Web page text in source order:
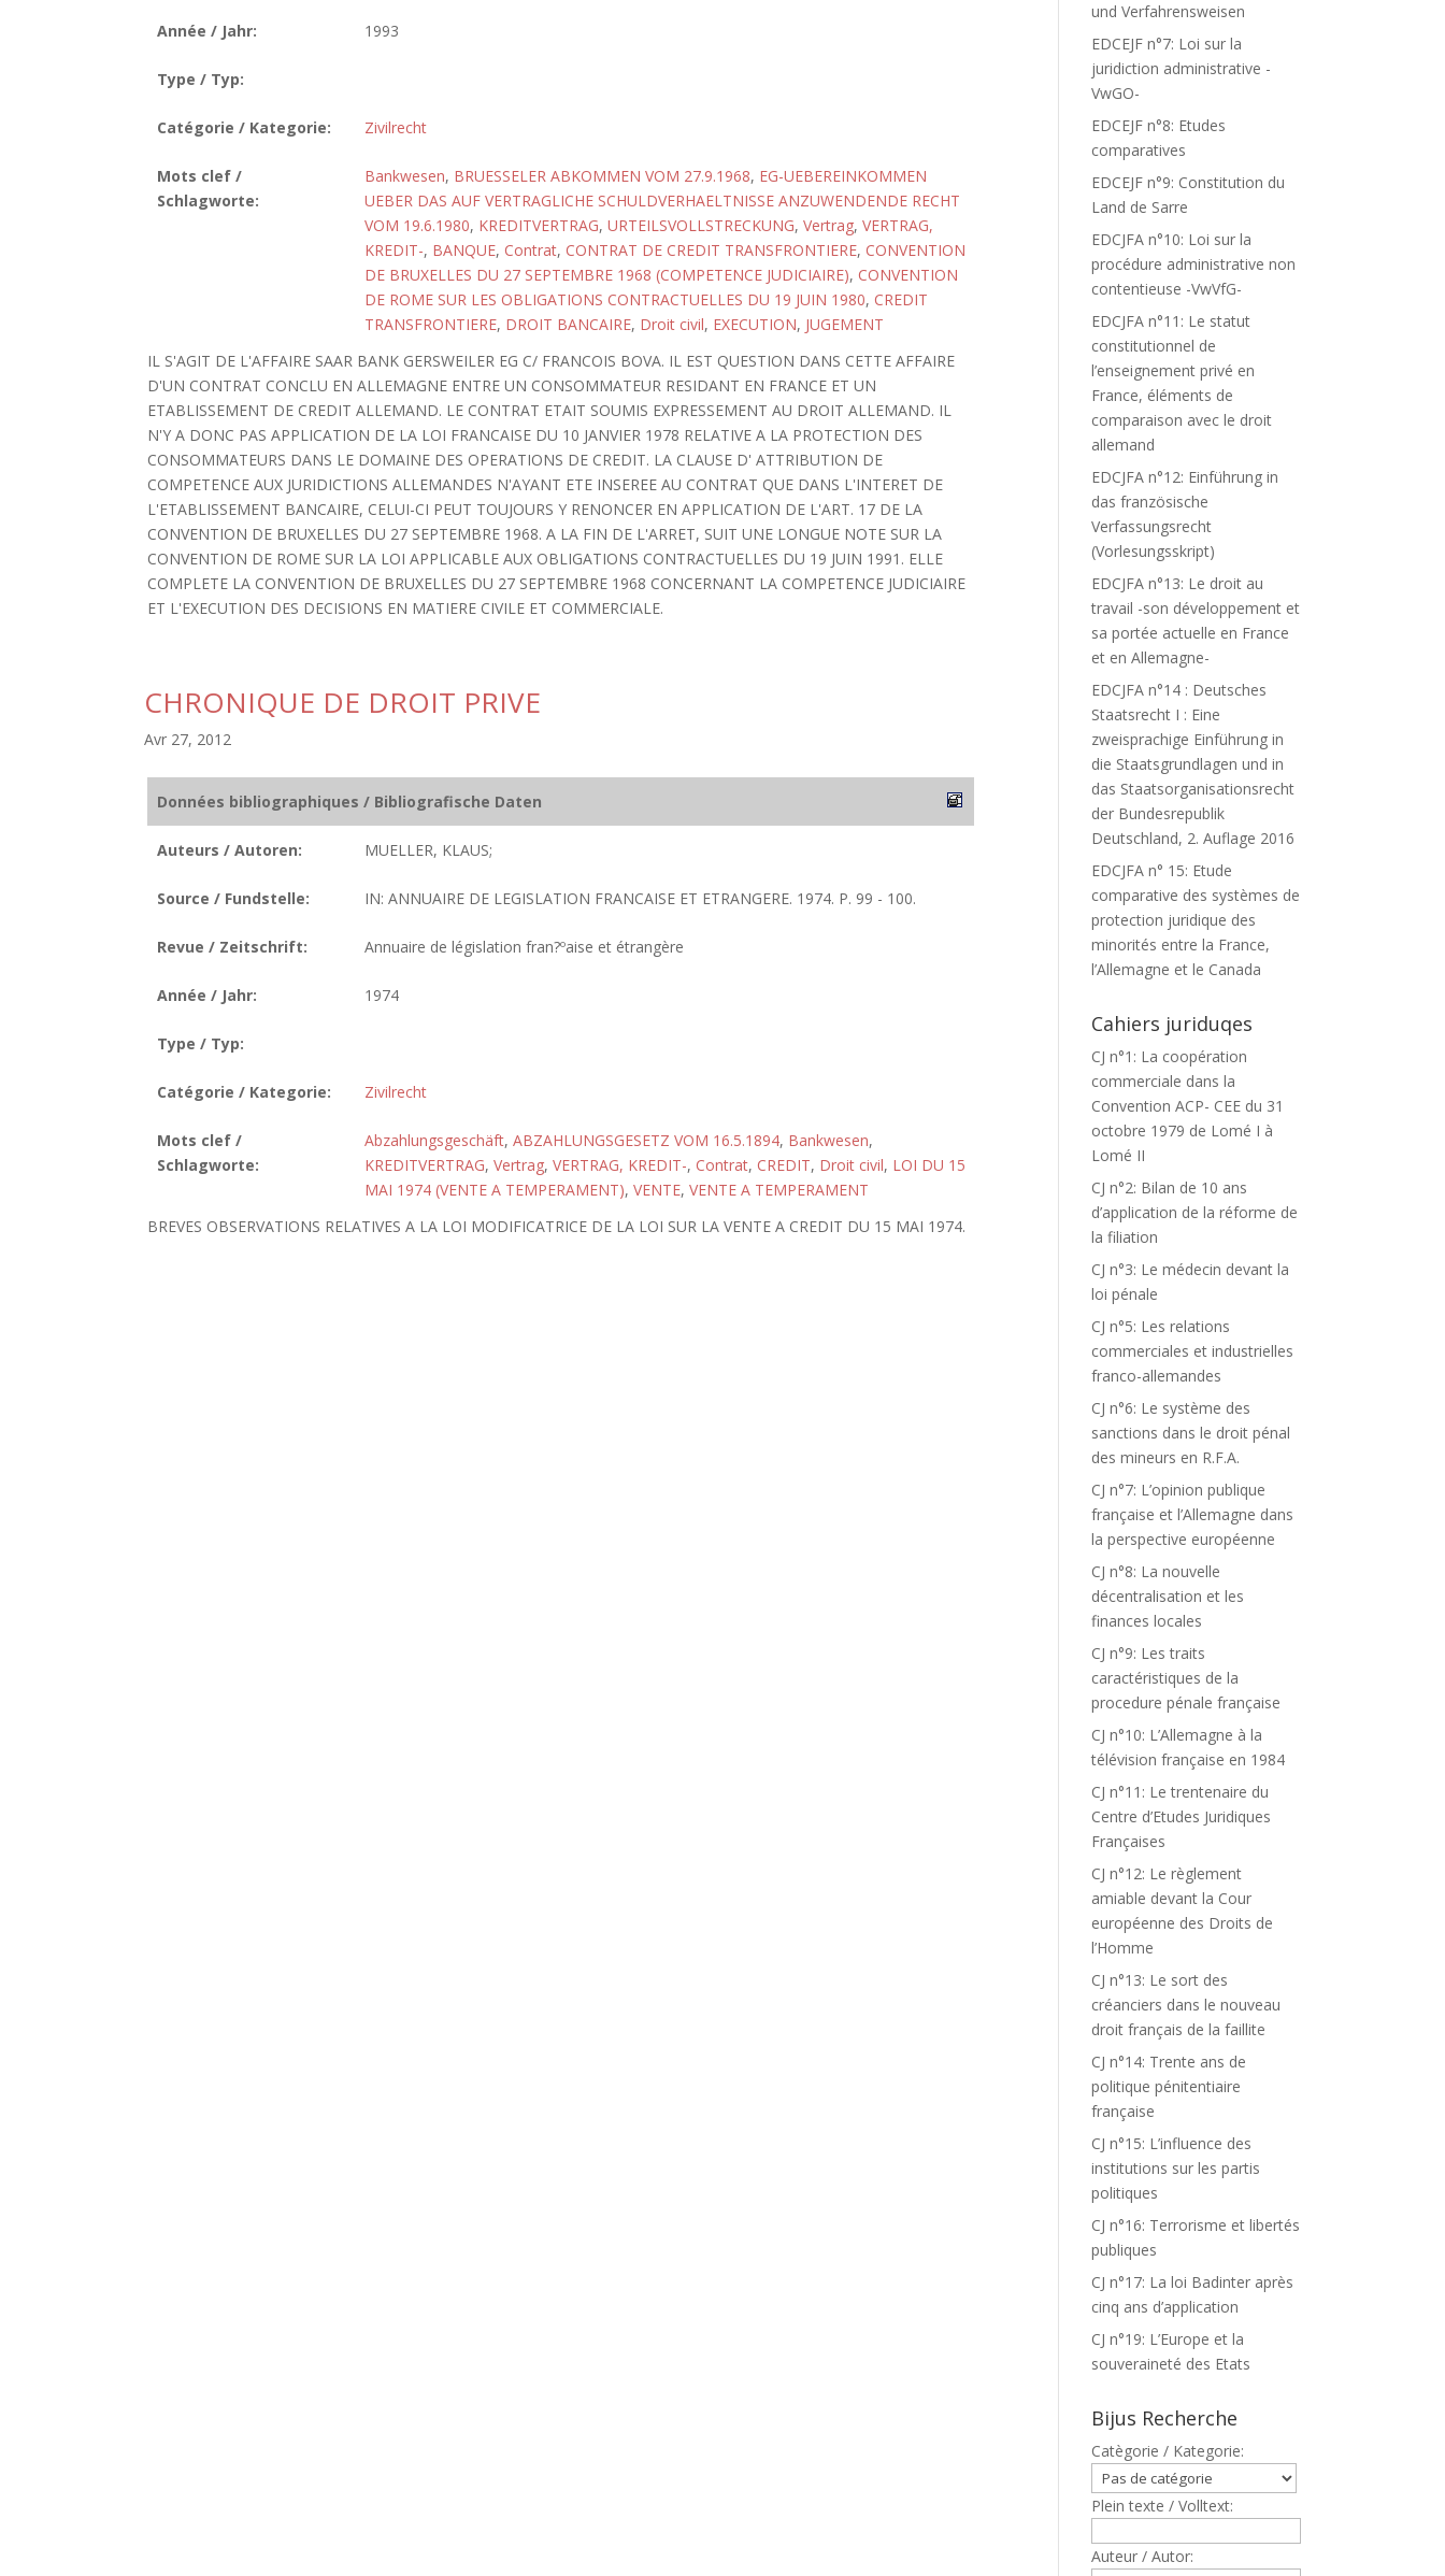
Année / Jahr: 1993
Type / Typ:
Catégorie / Kategorie: Zivilrecht
Mots clef /
Schlagworte:
Bankwesen, BRUESSELER ABKOMMEN VOM 27.9.1968, EG-UEBEREINKOMMEN
UEBER DAS AUF VERTRAGLICHE SCHULDVERHAELTNISSE ANZUWENDENDE RECHT
VOM 19.6.1980, KREDITVERTRAG, URTEILSVOLLSTRECKUNG, Vertrag, VERTRAG,
KREDIT-, BANQUE, Contrat, CONTRAT DE CREDIT TRANSFRONTIERE, CONVENTION
DE BRUXELLES DU 27 SEPTEMBRE 1968 (COMPETENCE JUDICIAIRE), CONVENTION
DE ROME SUR LES OBLIGATIONS CONTRACTUELLES DU 19 JUIN 1980, CREDIT
TRANSFRONTIERE, DROIT BANCAIRE, Droit civil, EXECUTION, JUGEMENT
IL S'AGIT DE L'AFFAIRE SAAR BANK GERSWEILER EG C/ FRANCOIS BOVA. IL EST QUESTION DANS CETTE AFFAIRE
D'UN CONTRAT CONCLU EN ALLEMAGNE ENTRE UN CONSOMMATEUR RESIDANT EN FRANCE ET UN
ETABLISSEMENT DE CREDIT ALLEMAND. LE CONTRAT ETAIT SOUMIS EXPRESSEMENT AU DROIT ALLEMAND. IL
N'Y A DONC PAS APPLICATION DE LA LOI FRANCAISE DU 10 JANVIER 1978 RELATIVE A LA PROTECTION DES
CONSOMMATEURS DANS LE DOMAINE DES OPERATIONS DE CREDIT. LA CLAUSE D' ATTRIBUTION DE
COMPETENCE AUX JURIDICTIONS ALLEMANDES N'AYANT ETE INSEREE AU CONTRAT QUE DANS L'INTERET DE
L'ETABLISSEMENT BANCAIRE, CELUI-CI PEUT TOUJOURS Y RENONCER EN APPLICATION DE L'ART. 17 DE LA
CONVENTION DE BRUXELLES DU 27 SEPTEMBRE 1968. A LA FIN DE L'ARRET, SUIT UNE LONGUE NOTE SUR LA
CONVENTION DE ROME SUR LA LOI APPLICABLE AUX OBLIGATIONS CONTRACTUELLES DU 19 JUIN 1991. ELLE
COMPLETE LA CONVENTION DE BRUXELLES DU 27 SEPTEMBRE 1968 CONCERNANT LA COMPETENCE JUDICIAIRE
ET L'EXECUTION DES DECISIONS EN MATIERE CIVILE ET COMMERCIALE.
CHRONIQUE DE DROIT PRIVE
Avr 27, 2012
Données bibliographiques / Bibliografische Daten
Auteurs / Autoren: MUELLER, KLAUS;
Source / Fundstelle: IN: ANNUAIRE DE LEGISLATION FRANCAISE ET ETRANGERE. 1974. P. 99 - 100.
Revue / Zeitschrift: Annuaire de législation fran?ºaise et étrangère
Année / Jahr: 1974
Type / Typ:
Catégorie / Kategorie: Zivilrecht
Mots clef /
Schlagworte:
Abzahlungsgeschäft, ABZAHLUNGSGESETZ VOM 16.5.1894, Bankwesen,
KREDITVERTRAG, Vertrag, VERTRAG, KREDIT-, Contrat, CREDIT, Droit civil, LOI DU 15
MAI 1974 (VENTE A TEMPERAMENT), VENTE, VENTE A TEMPERAMENT
BREVES OBSERVATIONS RELATIVES A LA LOI MODIFICATRICE DE LA LOI SUR LA VENTE A CREDIT DU 15 MAI 1974.
und Verfahrensweisen
EDCEJF n°7: Loi sur la
juridiction administrative -
VwGO-
EDCEJF n°8: Etudes
comparatives
EDCEJF n°9: Constitution du
Land de Sarre
EDCJFA n°10: Loi sur la
procédure administrative non
contentieuse -VwVfG-
EDCJFA n°11: Le statut
constitutionnel de
l’enseignement privé en
France, éléments de
comparaison avec le droit
allemand
EDCJFA n°12: Einführung in
das französische
Verfassungsrecht
(Vorlesungsskript)
EDCJFA n°13: Le droit au
travail -son développement et
sa portée actuelle en France
et en Allemagne-
EDCJFA n°14 : Deutsches
Staatsrecht I : Eine
zweisprachige Einführung in
die Staatsgrundlagen und in
das Staatsorganisationsrecht
der Bundesrepublik
Deutschland, 2. Auflage 2016
EDCJFA n° 15: Etude
comparative des systèmes de
protection juridique des
minorités entre la France,
l’Allemagne et le Canada
Cahiers juriduqes
CJ n°1: La coopération
commerciale dans la
Convention ACP- CEE du 31
octobre 1979 de Lomé I à
Lomé II
CJ n°2: Bilan de 10 ans
d’application de la réforme de
la filiation
CJ n°3: Le médecin devant la
loi pénale
CJ n°5: Les relations
commerciales et industrielles
franco-allemandes
CJ n°6: Le système des
sanctions dans le droit pénal
des mineurs en R.F.A.
CJ n°7: L’opinion publique
française et l’Allemagne dans
la perspective européenne
CJ n°8: La nouvelle
décentralisation et les
finances locales
CJ n°9: Les traits
caractéristiques de la
procedure pénale française
CJ n°10: L’Allemagne à la
télévision française en 1984
CJ n°11: Le trentenaire du
Centre d’Etudes Juridiques
Françaises
CJ n°12: Le règlement
amiable devant la Cour
européenne des Droits de
l’Homme
CJ n°13: Le sort des
créanciers dans le nouveau
droit français de la faillite
CJ n°14: Trente ans de
politique pénitentiaire
française
CJ n°15: L’influence des
institutions sur les partis
politiques
CJ n°16: Terrorisme et libertés
publiques
CJ n°17: La loi Badinter après
cinq ans d’application
CJ n°19: L’Europe et la
souveraineté des Etats
Bijus Recherche
Catègorie / Kategorie:
Plein texte / Volltext:
Auteur / Autor: